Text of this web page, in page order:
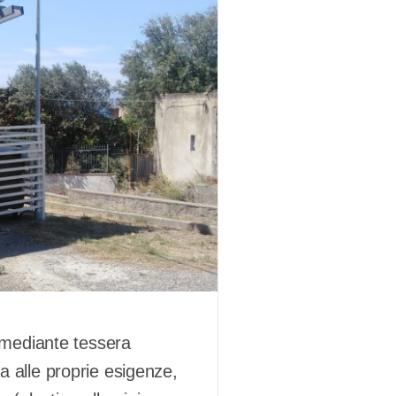
tessera
alle proprie esigenze,